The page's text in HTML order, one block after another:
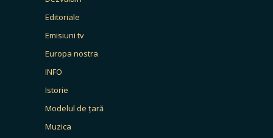
Editoriale
Emisiuni tv
Europa nostra
INFO
Istorie
Modelul de țară
Muzica